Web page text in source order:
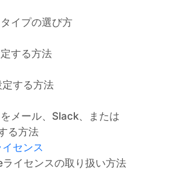
イプの選び方
する方法
する方法
メール、Slack、または
る方法
センス
イセンスの取り扱い方法